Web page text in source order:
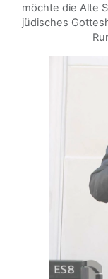
möchte die Alte
jüdisches